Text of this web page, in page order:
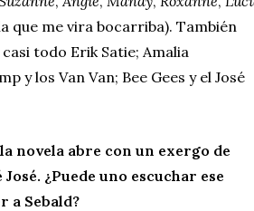
que me vira bocarriba). También
todo Erik Satie; Amalia
y los Van Van; Bee Gees y el José
novela abre con un exergo de
¿Puede uno escuchar ese
a Sebald?